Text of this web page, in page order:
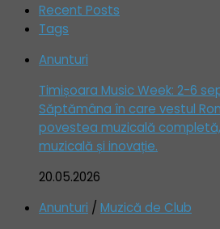
Recent Posts
Tags
Anunturi
Timișoara Music Week: 2-6
Săptămâna în care vestul
povestea muzicală
muzicală și inovație.
20.05.2026
Anunturi / Muzică de Club